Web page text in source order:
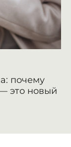
почему
это новый